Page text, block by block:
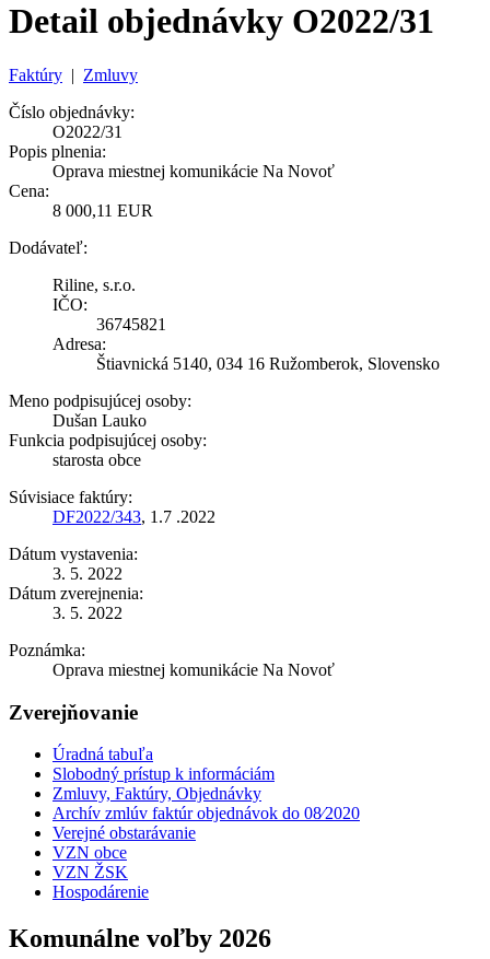
Detail objednávky O2022/31
Faktúry | Zmluvy
Číslo objednávky:
O2022/31
Popis plnenia:
Oprava miestnej komunikácie Na Novoť
Cena:
8 000,11 EUR
Dodávateľ:
Riline, s.r.o.
IČO:
36745821
Adresa:
Štiavnická 5140, 034 16 Ružomberok, Slovensko
Meno podpisujúcej osoby:
Dušan Lauko
Funkcia podpisujúcej osoby:
starosta obce
Súvisiace faktúry:
DF2022/343, 1.7 .2022
Dátum vystavenia:
3. 5. 2022
Dátum zverejnenia:
3. 5. 2022
Poznámka:
Oprava miestnej komunikácie Na Novoť
Zverejňovanie
Úradná tabuľa
Slobodný prístup k informáciám
Zmluvy, Faktúry, Objednávky
Archív zmlúv faktúr objednávok do 08⁄2020
Verejné obstarávanie
VZN obce
VZN ŽSK
Hospodárenie
Komunálne voľby 2026